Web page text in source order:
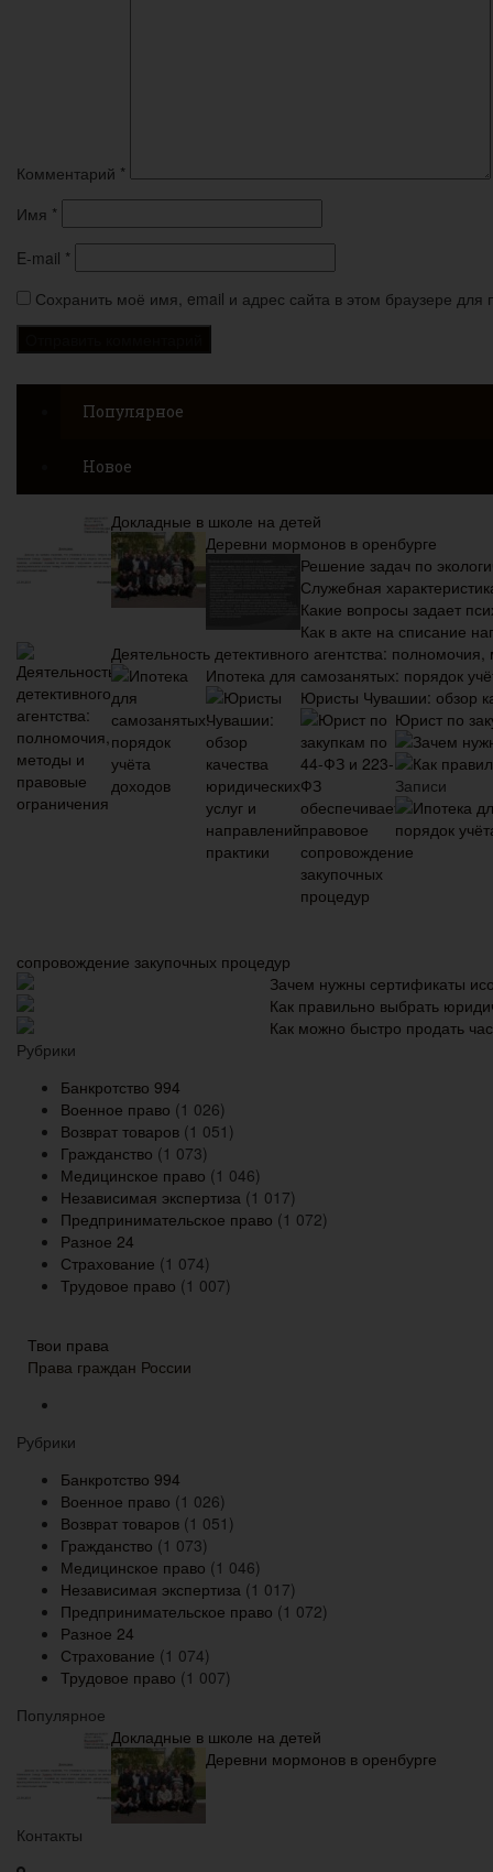
Комментарий *
Имя *
E-mail *
Сохранить моё имя, email и адрес сайта в этом браузере
Популярное
Новое
Докладные в школе на детей
Деревни мормонов в оренбурге
Решение задач по
Служебная
Какие вопросы задает
Как в акте на списание
Деятельность детективного агентства:
Ипотека для самозанятых: порядок
Юристы Чувашии: обзор
Юрист по
Зачем
Как
Записи
сопровождение закупочных процедур
Зачем нужны сертификаты
Как правильно выбрать
Как можно быстро продать
Рубрики
Банкротство 994
Военное право (1 026)
Возврат товаров (1 051)
Гражданство (1 073)
Медицинское право (1 046)
Независимая экспертиза (1 017)
Предпринимательское право (1 072)
Разное 24
Страхование (1 074)
Трудовое право (1 007)
Твои права
Права граждан России
Рубрики
Банкротство 994
Военное право (1 026)
Возврат товаров (1 051)
Гражданство (1 073)
Медицинское право (1 046)
Независимая экспертиза (1 017)
Предпринимательское право (1 072)
Разное 24
Страхование (1 074)
Трудовое право (1 007)
Популярное
Докладные в школе на детей
Деревни мормонов в оренбурге
Контакты